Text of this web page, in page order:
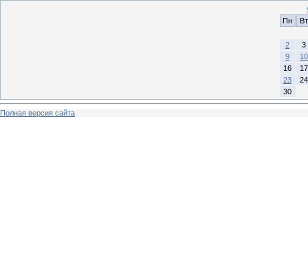
Пн
Вт
2
3
9
10
16
17
23
24
30
Полная версия сайта